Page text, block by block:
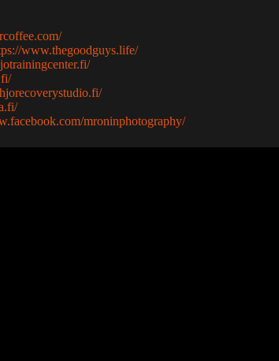
www.thegoodguys.life/
mroninphotography/